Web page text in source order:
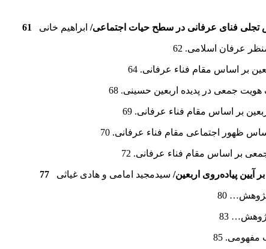
تجلی فنای عرفانی در سطح حیات اجتماعی/ ابراهیم خانی 61
عرفان اسلامی. 62
بر اساس مقام فناء عرفانی. 64
جمعی در پدیده اربعین حسینی. 68
بر اساس مقام فناء عرفانی. 69
ظهور اجتماعی مقام فناء عرفانی. 70
بر اساس مقام فناء عرفانی. 72
آیین پیاده‌روی اربعین/ سیدمجید امامی و هادی غیاثی 77
80
83
85